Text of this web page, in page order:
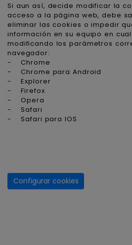
Si aun así, decide modificar la
acceso a la página web, debe
eliminar las cookies o impedir
información en su equipo en
modificando los parámetros
navegador:
- Chrome
- Chrome para Android
-Explorer
-Firefox
- Opera
- Safari
- Safari para IOS
Configurar cookies